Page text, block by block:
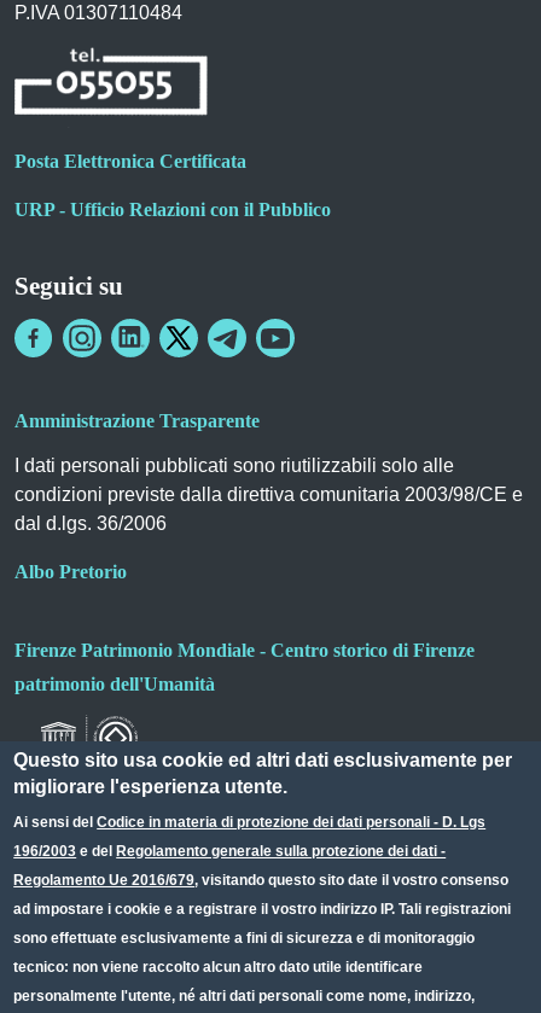
P.IVA 01307110484
Posta Elettronica Certificata
URP - Ufficio Relazioni con il Pubblico
Seguici su
Amministrazione Trasparente
I dati personali pubblicati sono riutilizzabili solo alle
condizioni previste dalla direttiva comunitaria 2003/98/CE e
dal d.lgs. 36/2006
Albo Pretorio
Firenze Patrimonio Mondiale - Centro storico di Firenze
patrimonio dell'Umanità
Small prints
Useful links section
Redazione web
Privacy
Note legali
Questo sito usa cookie ed altri dati esclusivamente per
migliorare l'esperienza utente.
Ai sensi delCodice in materia di protezione dei dati personali - D. Lgs
196/2003 e del Regolamento generale sulla protezione dei dati -
Regolamento Ue 2016/679, visitando questo sito date il vostro consenso
ad impostare i cookie e a registrare il vostro indirizzo IP. Tali registrazioni
sono effettuate esclusivamente a fini di sicurezza e di monitoraggio
tecnico: non viene raccolto alcun altro dato utile identificare
personalmente l'utente, né altri dati personali come nome, indirizzo,